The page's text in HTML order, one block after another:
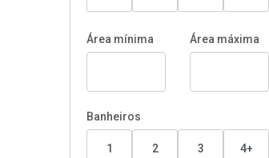
Área mínima Área máxima
Banheiros
1 2 3 4+